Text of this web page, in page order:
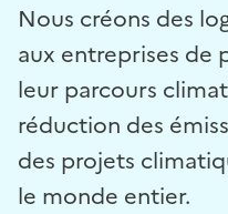
Nous créons des
aux entreprises de
leur parcours
réduction des
des projets
le monde entier.